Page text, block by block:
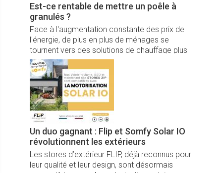
Est-ce rentable de mettre un poêle à
granulés ?
Face à l'augmentation constante des prix de
l'énergie, de plus en plus de ménages se
tournent vers des solutions de chauffage plus
écologiques et économiques. Parmi celles-ci,
le poêle à granulés, ou poêle à pellets, se
distingue par son efficacité énergétique et son
impact réduit sur l'environnement.
Un duo gagnant : Flip et Somfy Solar IO
révolutionnent les extérieurs
Les stores d’extérieur FLIP, déjà reconnus pour
leur qualité et leur design, sont désormais